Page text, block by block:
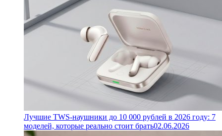
Лучшие TWS-наушники до 10 000 рублей в 2026 году: 7
моделей, которые реально стоит брать02.06.2026